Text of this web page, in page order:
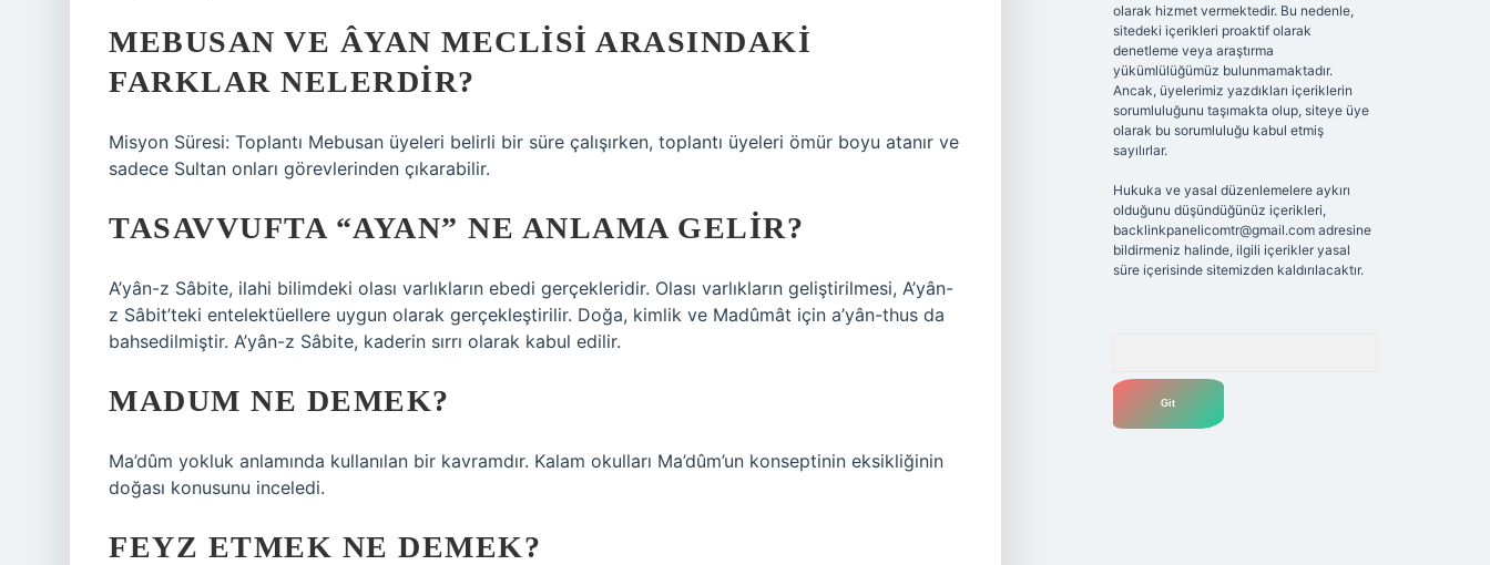
MEBUSAN VE ÂYAN MECLISI ARASINDAKI
FARKLAR NELERDIR?
Misyon Süresi: Toplantı Mebusan üyeleri belirli bir süre çalışırken, toplantı üyeleri ömür boyu atanır ve
sadece Sultan onları görevlerinden çıkarabilir.
TASAVVUFTA “AYAN” NE ANLAMA GELIR?
A’yân-z Sâbite, ilahi bilimdeki olası varlıkların ebedi gerçekleridir. Olası varlıkların geliştirilmesi, A’yân-
z Sâbit’teki entelektüellere uygun olarak gerçekleştirilir. Doğa, kimlik ve Madûmât için a’yân-thus da
bahsedilmiştir. A’yân-z Sâbite, kaderin sırrı olarak kabul edilir.
MADUM NE DEMEK?
Ma’dûm yokluk anlamında kullanılan bir kavramdır. Kalam okulları Ma’dûm’un konseptinin eksikliğinin
doğası konusunu inceledi.
FEYZ ETMEK NE DEMEK?
olarak hizmet vermektedir. Bu nedenle,
sitedeki içerikleri proaktif olarak
denetleme veya araştırma
yükümlülüğümüz bulunmamaktadır.
Ancak, üyelerimiz yazdıkları içeriklerin
sorumluluğunu taşımakta olup, siteye üye
olarak bu sorumluluğu kabul etmiş
sayılırlar.
Hukuka ve yasal düzenlemelere aykırı
olduğunu düşündüğünüz içerikleri,
backlinkpanelicomtr@gmail.comadresine
bildirmeniz halinde, ilgili içerikler yasal
süre içerisinde sitemizden kaldırılacaktır.